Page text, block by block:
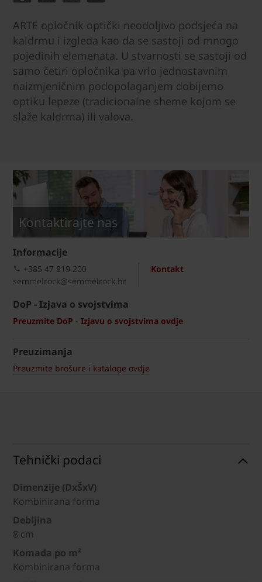
ARTE opločnik optički neodoljivo podsjeća na
kaldrmu i izgleda kao da se sastoji od mnogo
pojedinih elemenata. U stvarnosti se sastoji od
samo četiri opločnika pa vrlo jednostavnim
naizmjeničnim podopolaganjem dobijemo
optiku lepeze (tradicionalne sheme kojom se
slaže kaldrma) ili valova.
Kontaktirajte nas
Informacije
Kontakt
+385 47 819 200​
semmelrock@semmelrock.hr
DoP - Izjava o svojstvima
Preuzmite DoP - Izjavu o svojstvima ovdje
Preuzimanja
Preuzmite brošure i kataloge ovdje
Tehnički podaci
Dimenzije (DxŠxV)
Kombinirana forma
Debljina
8 cm
Komada po m²
Kombinirana forma